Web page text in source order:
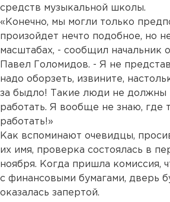
средств музыкальной школы.
«Конечно, мы могли только
произойдет нечто подобное, но
масштабах, - сообщил начальник
Павел Голомидов. - Я не
надо оборзеть, извините,
за быдло! Такие люди не должны
работать. Я вообще не знаю, где
работать!»
Как вспоминают очевидцы,
их имя, проверка состоялась в
ноября. Когда пришла комиссия,
с финансовыми бумагами, дверь
оказалась запертой.